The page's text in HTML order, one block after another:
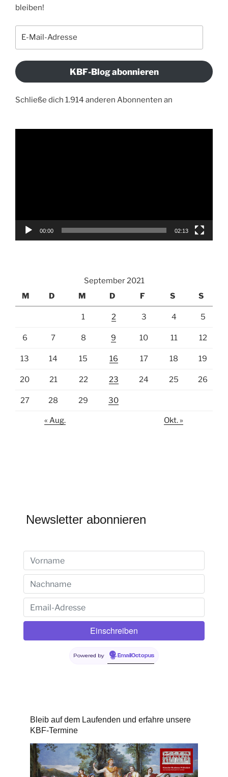
bleiben!
KBF-Blog abonnieren
Schließe dich 1.914 anderen Abonnenten an
00:00 02:13
September 2021
M
D M D F S S
1 2 3 4 5
6 7 8 9 10 11 12
13 14 15 16 17 18 19
20 21 22 23 24 25 26
27 28 29 30
« Aug. Okt. »
Newsletter abonnieren
Powered by EmailOctopus
Bleib auf dem Laufenden und erfahre unsere
KBF-Termine